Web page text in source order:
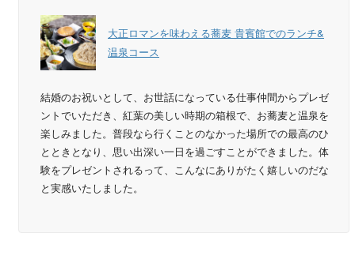
大正ロマンを味わえる蕎麦 貴賓館でのランチ&
温泉コース
結婚のお祝いとして、お世話になっている仕事仲間からプレゼ
ントでいただき、紅葉の美しい時期の箱根で、お蕎麦と温泉を
楽しみました。普段なら行くことのなかった場所での最高のひ
とときとなり、思い出深い一日を過ごすことができました。体
験をプレゼントされるって、こんなにありがたく嬉しいのだな
と実感いたしました。